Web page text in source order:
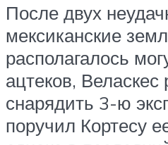
После двух
мексиканские
располагалось
ацтеков,
снарядить 3-ю
поручил Кортесу